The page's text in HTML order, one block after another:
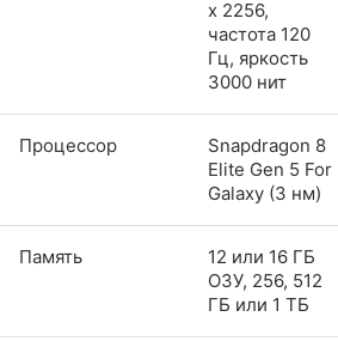
x 2256,
частота 120
Гц, яркость
3000 нит
Процессор
Snapdragon 8
Elite Gen 5 For
Galaxy (3 нм)
Память
12 или 16 ГБ
ОЗУ, 256, 512
ГБ или 1 ТБ